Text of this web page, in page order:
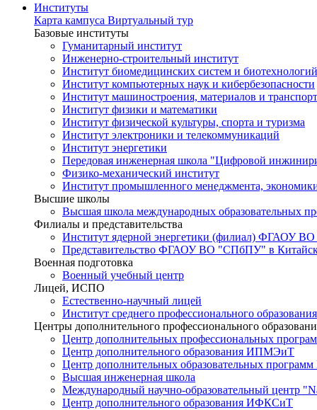
Институты
Карта кампуса Виртуальный тур
Базовые институты
Гуманитарный институт
Инженерно-строительный институт
Институт биомедицинских систем и биотехнологий
Институт компьютерных наук и кибербезопасности
Институт машиностроения, материалов и
Институт физики и математики
Институт физической культуры, спорта и туризма
Институт электроники и телекоммуникаций
Институт энергетики
Передовая инженерная школа "Цифровой
Физико-механический институт
Институт промышленного менеджмента,
Высшие школы
Высшая школа международных образовательных
Филиалы и представительства
Институт ядерной энергетики (филиал) ФГАОУ
Представительство ФГАОУ ВО "СПбПУ" в
Военная подготовка
Военный учебный центр
Лицей, ИСПО
Естественно-научный лицей
Институт среднего профессионального образования
Центры дополнительного профессионального
Центр дополнительных профессиональных
Центр дополнительного образования ИПМЭиТ
Центр дополнительных образовательных
Высшая инженерная школа
Международный научно-образовательный центр
Центр дополнительного образования ИФКСиТ